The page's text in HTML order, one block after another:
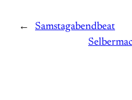
←
Samstagabendbeat